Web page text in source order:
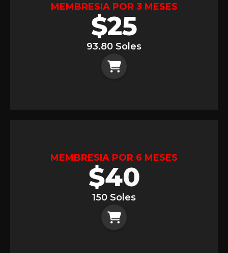
MEMBRESIA POR 3 MESES
$25
93.80 Soles
MEMBRESIA POR 6 MESES
$40
150 Soles